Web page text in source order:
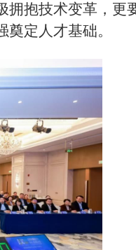
拥抱技术变革，更
定人才基础。